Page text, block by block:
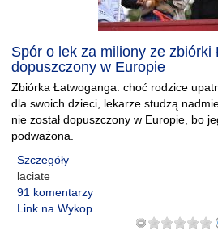
Spór o lek za miliony ze zbiórki
dopuszczony w Europie
Zbiórka Łatwoganga: choć rodzice
dla swoich dzieci, lekarze studzą
nie został dopuszczony w Europie, bo
podważona.
Szczegóły
laciate
91 komentarzy
Link na Wykop